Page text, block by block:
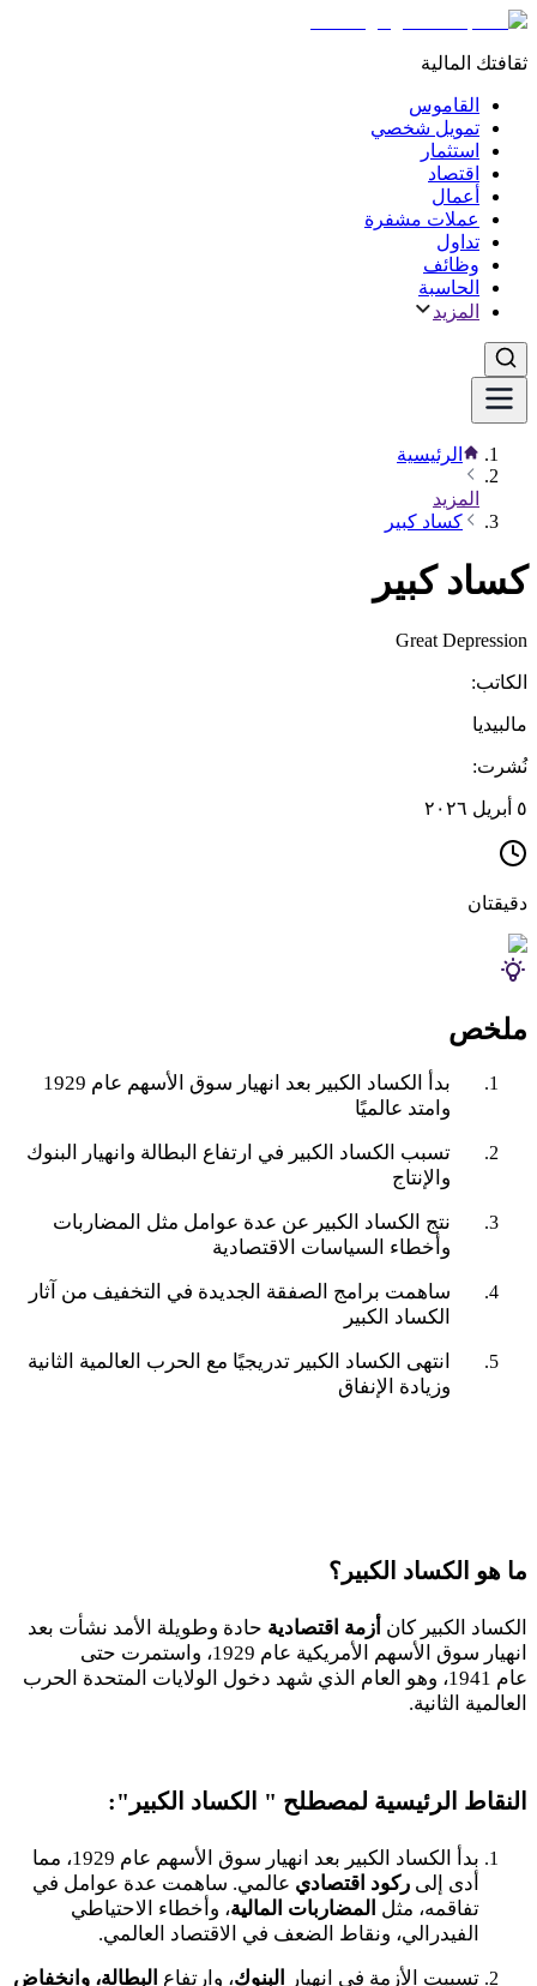
ثقافتك المالية
القاموس
تمويل شخصي
استثمار
اقتصاد
أعمال
عملات مشفرة
تداول
وظائف
الحاسبة
المزيد
الرئيسية
المزيد
كساد كبير
كساد كبير
Great Depression
الكاتب:
مالبيديا
نُشرت:
٥ أبريل ٢٠٢٦
دقيقتان
ملخص
بدأ الكساد الكبير بعد انهيار سوق الأسهم عام 1929
وامتد عالميًا
تسبب الكساد الكبير في ارتفاع البطالة وانهيار البنوك
والإنتاج
نتج الكساد الكبير عن عدة عوامل مثل المضاربات
وأخطاء السياسات الاقتصادية
ساهمت برامج الصفقة الجديدة في التخفيف من آثار
الكساد الكبير
انتهى الكساد الكبير تدريجيًا مع الحرب العالمية الثانية
وزيادة الإنفاق
ما هو الكساد الكبير؟
الكساد الكبير كان أزمة اقتصادية حادة وطويلة الأمد نشأت بعد
انهيار سوق الأسهم الأمريكية عام 1929، واستمرت حتى
عام 1941، وهو العام الذي شهد دخول الولايات المتحدة الحرب
العالمية الثانية.
النقاط الرئيسية لمصطلح " الكساد الكبير":
بدأ الكساد الكبير بعد انهيار سوق الأسهم عام 1929، مما
أدى إلى ركود اقتصادي عالمي. ساهمت عدة عوامل في
تفاقمه، مثل المضاربات المالية، وأخطاء الاحتياطي
الفيدرالي، ونقاط الضعف في الاقتصاد العالمي.
تسببت الأزمة في انهيار
البنوك، وارتفاع البطالة، وانخفاض